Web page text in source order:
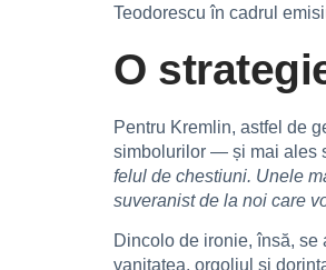
Teodorescu în cadrul
O
Pentru Kremlin, astfel de
simbolurilor — și mai ales
felul de chestiuni. Unele
suveranist de la noi care
Dincolo de ironie, însă,
vanitatea, orgoliul și